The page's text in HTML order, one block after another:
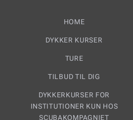
HOME
DYKKER KURSER
TURE
TILBUD TIL DIG
DYKKERKURSER FOR
INSTITUTIONER KUN HOS
SCUBAKOMPAGNIET